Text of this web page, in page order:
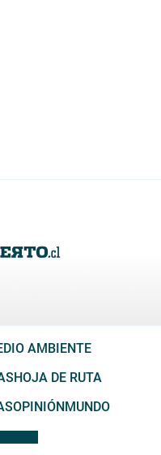
AMBIENTE
HOJA DE RUTA
OPINIÓNMUNDO